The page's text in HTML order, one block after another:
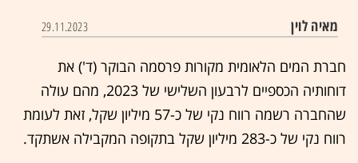
מאיה לוין 29.11.2023
חברת המים הלאומית מקורות פרסמה הבוקר (ד') את
דוחותיה הכספיים לרבעון השלישי של 2023, מהם עולה
שהחברה רשמה רווח נקי של כ-57 מיליון שקל, זאת לעומת
רווח נקי של כ-283 מיליון שקל בתקופה המקבילה אשתקד.